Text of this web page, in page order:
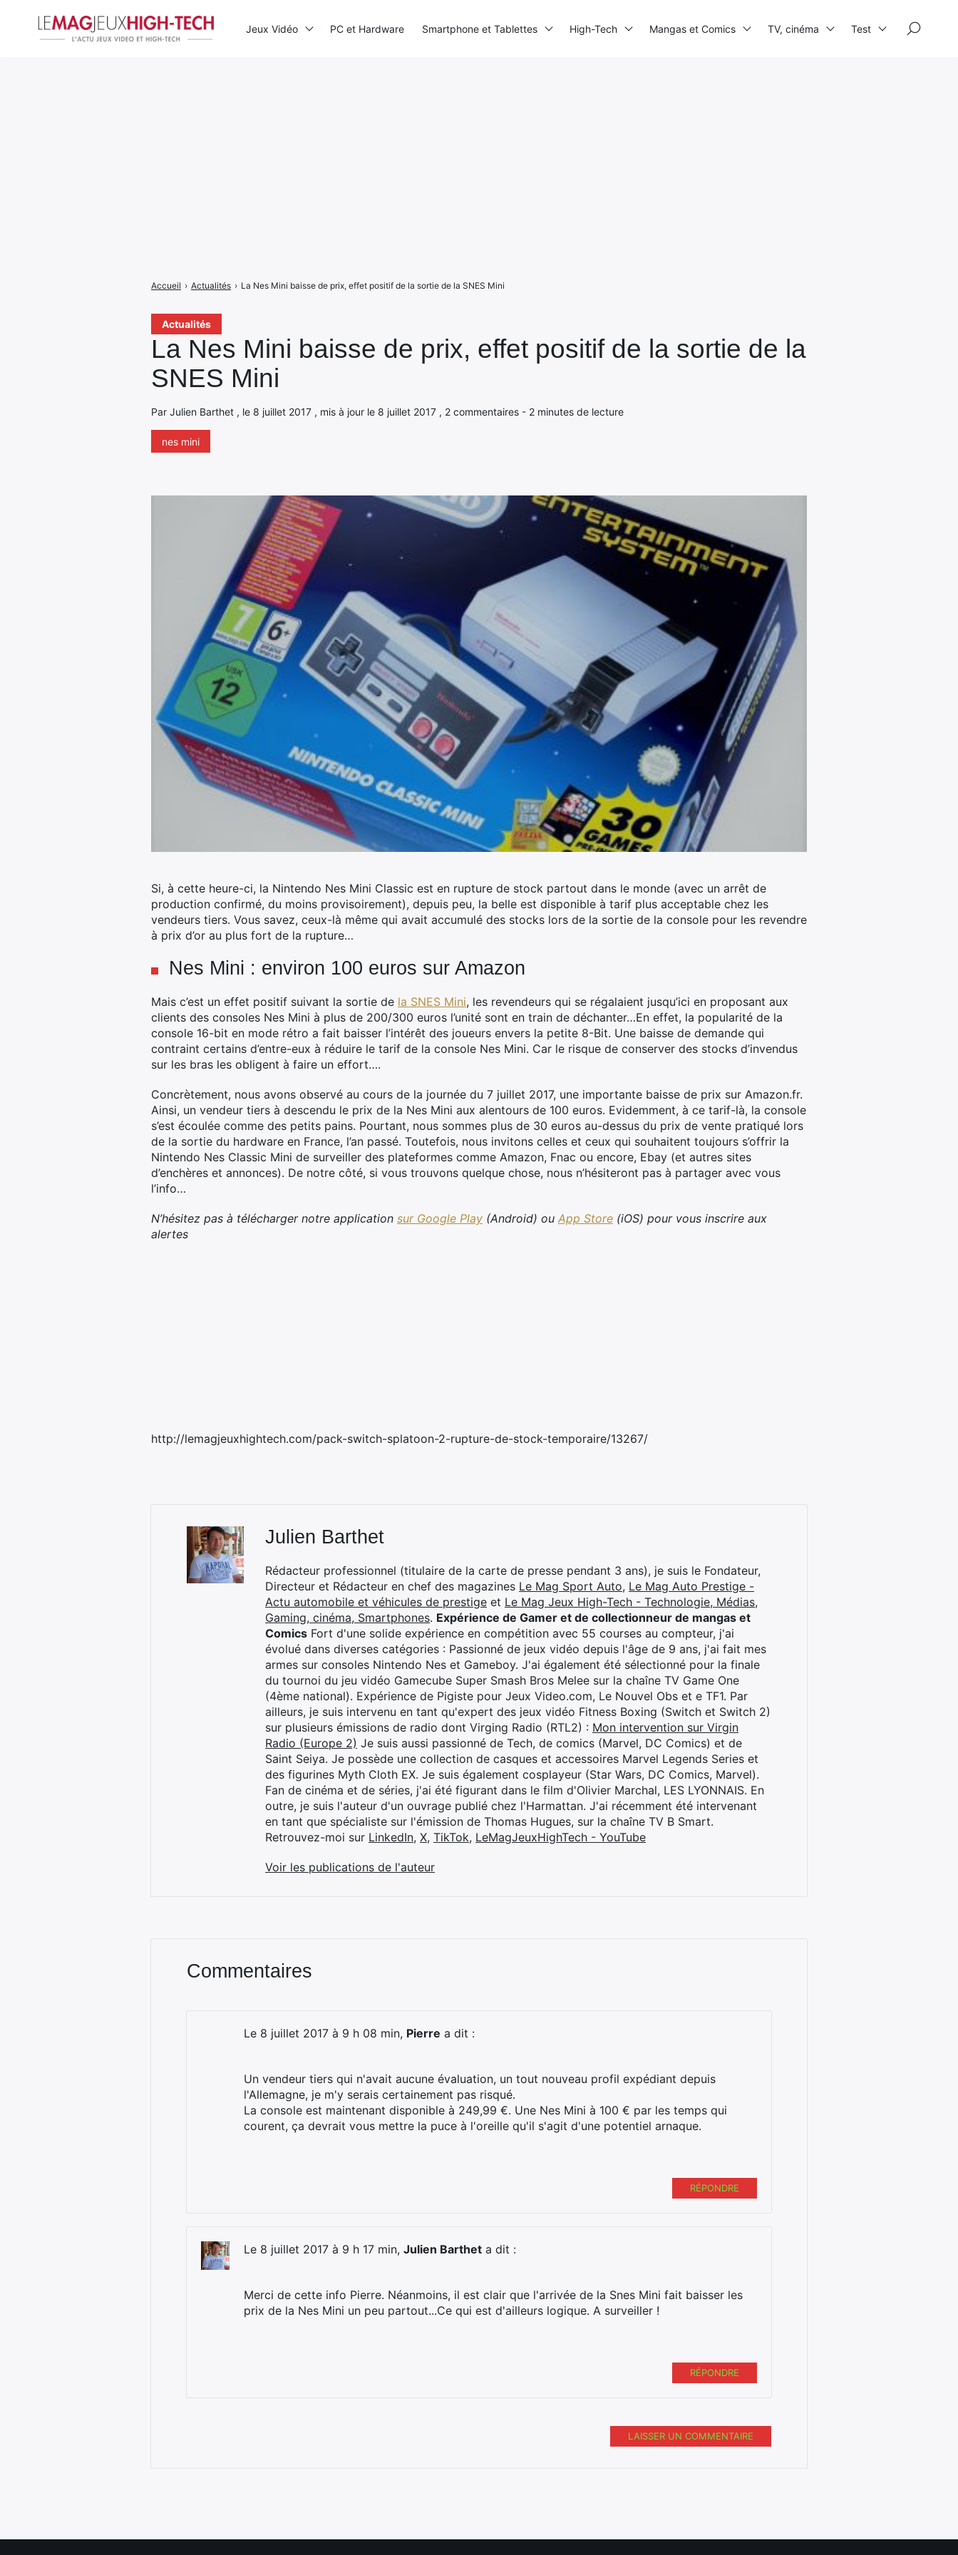
Actualités
La Nes Mini baisse de prix, effet positif de la sortie de la
SNES Mini
Par Julien Barthet , le 8 juillet 2017 , mis à jour le 8 juillet 2017 , 2 commentaires - 2 minutes de lecture
nes mini
Accueil › Actualités › La Nes Mini baisse de prix, effet positif de la sortie de la SNES Mini
Si, à cette heure-ci, la Nintendo Nes Mini Classic est en rupture de stock partout dans le monde (avec un arrêt de
production confirmé, du moins provisoirement), depuis peu, la belle est disponible à tarif plus acceptable chez les
vendeurs tiers. Vous savez, ceux-là même qui avait accumulé des stocks lors de la sortie de la console pour les revendre
à prix d’or au plus fort de la rupture…
Nes Mini : environ 100 euros sur Amazon
Mais c’est un effet positif suivant la sortie de la SNES Mini, les revendeurs qui se régalaient jusqu’ici en proposant aux
clients des consoles Nes Mini à plus de 200/300 euros l’unité sont en train de déchanter…En effet, la popularité de la
console 16-bit en mode rétro a fait baisser l’intérêt des joueurs envers la petite 8-Bit. Une baisse de demande qui
contraint certains d’entre-eux à réduire le tarif de la console Nes Mini. Car le risque de conserver des stocks d’invendus
sur les bras les obligent à faire un effort….
Concrètement, nous avons observé au cours de la journée du 7 juillet 2017, une importante baisse de prix sur Amazon.fr.
Ainsi, un vendeur tiers à descendu le prix de la Nes Mini aux alentours de 100 euros. Evidemment, à ce tarif-là, la console
s’est écoulée comme des petits pains. Pourtant, nous sommes plus de 30 euros au-dessus du prix de vente pratiqué lors
de la sortie du hardware en France, l’an passé. Toutefois, nous invitons celles et ceux qui souhaitent toujours s’offrir la
Nintendo Nes Classic Mini de surveiller des plateformes comme Amazon, Fnac ou encore, Ebay (et autres sites
d’enchères et annonces). De notre côté, si vous trouvons quelque chose, nous n’hésiteront pas à partager avec vous
l’info…
N’hésitez pas à télécharger notre application sur Google Play (Android) ou App Store (iOS) pour vous inscrire aux
alertes
http://lemagjeuxhightech.com/pack-switch-splatoon-2-rupture-de-stock-temporaire/13267/
Julien Barthet
Rédacteur professionnel (titulaire de la carte de presse pendant 3 ans), je suis le Fondateur,
Directeur et Rédacteur en chef des magazines Le Mag Sport Auto, Le Mag Auto Prestige -
Actu automobile et véhicules de prestige et Le Mag Jeux High-Tech - Technologie, Médias,
Gaming, cinéma, Smartphones. Expérience de Gamer et de collectionneur de mangas et
Comics Fort d'une solide expérience en compétition avec 55 courses au compteur, j'ai
évolué dans diverses catégories : Passionné de jeux vidéo depuis l'âge de 9 ans, j'ai fait mes
armes sur consoles Nintendo Nes et Gameboy. J'ai également été sélectionné pour la finale
du tournoi du jeu vidéo Gamecube Super Smash Bros Melee sur la chaîne TV Game One
(4ème national). Expérience de Pigiste pour Jeux Video.com, Le Nouvel Obs et e TF1. Par
ailleurs, je suis intervenu en tant qu'expert des jeux vidéo Fitness Boxing (Switch et Switch 2)
sur plusieurs émissions de radio dont Virging Radio (RTL2) : Mon intervention sur Virgin
Radio (Europe 2) Je suis aussi passionné de Tech, de comics (Marvel, DC Comics) et de
Saint Seiya. Je possède une collection de casques et accessoires Marvel Legends Series et
des figurines Myth Cloth EX. Je suis également cosplayeur (Star Wars, DC Comics, Marvel).
Fan de cinéma et de séries, j'ai été figurant dans le film d'Olivier Marchal, LES LYONNAIS. En
outre, je suis l'auteur d'un ouvrage publié chez l'Harmattan. J'ai récemment été intervenant
en tant que spécialiste sur l'émission de Thomas Hugues, sur la chaîne TV B Smart.
Retrouvez-moi sur LinkedIn, X, TikTok, LeMagJeuxHighTech - YouTube
Voir les publications de l'auteur
Commentaires
Le 8 juillet 2017 à 9 h 08 min, Pierre a dit :
Un vendeur tiers qui n'avait aucune évaluation, un tout nouveau profil expédiant depuis
l'Allemagne, je m'y serais certainement pas risqué.
La console est maintenant disponible à 249,99 €. Une Nes Mini à 100 € par les temps qui
courent, ça devrait vous mettre la puce à l'oreille qu'il s'agit d'une potentiel arnaque.
RÉPONDRE
Le 8 juillet 2017 à 9 h 17 min, Julien Barthet a dit :
Merci de cette info Pierre. Néanmoins, il est clair que l'arrivée de la Snes Mini fait baisser les
prix de la Nes Mini un peu partout...Ce qui est d'ailleurs logique. A surveiller !
RÉPONDRE
LAISSER UN COMMENTAIRE
Jeux Vidéo PC et Hardware Smartphone et Tablettes High-Tech Mangas et Comics TV, cinéma Test